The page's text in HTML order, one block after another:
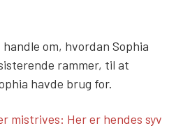
om, hvordan Sophia
rammer, til at
havde brug for.
mistrives: Her er hendes syv